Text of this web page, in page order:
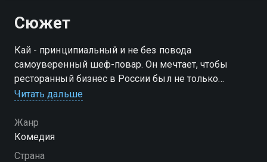
Сюжет
Кай - принципиальный и не без повода
самоуверенный шеф-повар. Он мечтает, чтобы
ресторанный бизнес в России был не только
вкусным, но и справедливым, поэтому
высокопоставленного чиновника
Читать дальше
Жанр
Комедия
Страна